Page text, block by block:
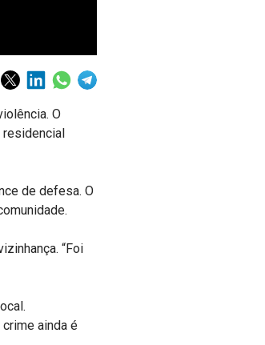
O
de defesa. O
“Foi
ainda é